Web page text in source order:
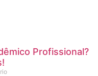
Profissional?